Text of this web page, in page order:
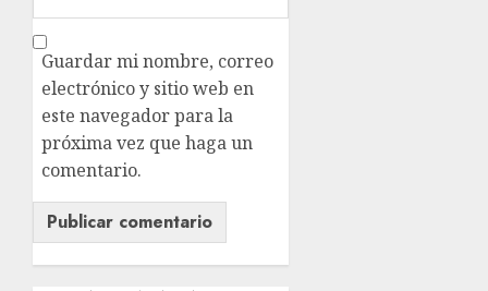
Guardar mi nombre, correo
electrónico y sitio web en
este navegador para la
próxima vez que haga un
comentario.